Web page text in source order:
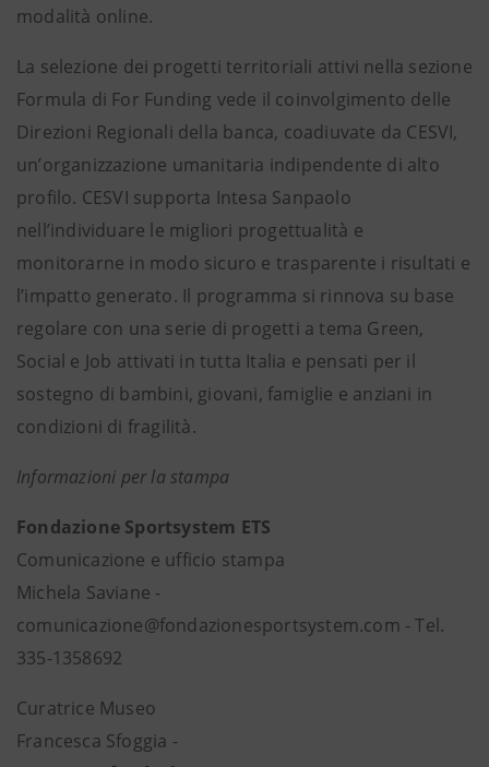
modalità online.
La selezione dei progetti territoriali attivi nella sezione
Formula di For Funding vede il coinvolgimento delle
Direzioni Regionali della banca, coadiuvate da CESVI,
un’organizzazione umanitaria indipendente di alto
profilo. CESVI supporta Intesa Sanpaolo
nell’individuare le migliori progettualità e
monitorarne in modo sicuro e trasparente i risultati e
l’impatto generato. Il programma si rinnova su base
regolare con una serie di progetti a tema Green,
Social e Job attivati in tutta Italia e pensati per il
sostegno di bambini, giovani, famiglie e anziani in
condizioni di fragilità.
Informazioni per la stampa
Fondazione Sportsystem ETS
Comunicazione e ufficio stampa
Michela Saviane -
comunicazione@fondazionesportsystem.com - Tel.
335-1358692
Curatrice Museo
Francesca Sfoggia -